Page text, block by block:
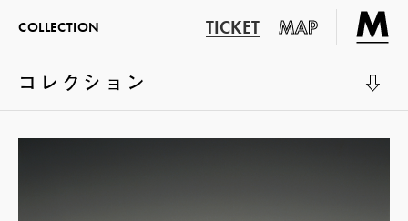
COLLECTION TICKET MAP
コレクション
展示室1